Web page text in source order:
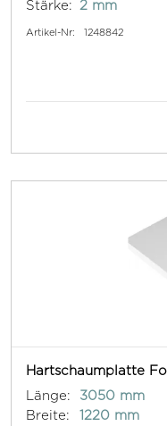
Stärke: 2 mm
Artikel-Nr: 1248842
Hartschaumplatte
Länge:
3050 mm
Breite:
1220 mm